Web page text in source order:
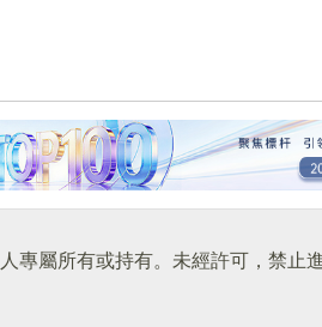
專屬所有或持有。未經許可，禁止進